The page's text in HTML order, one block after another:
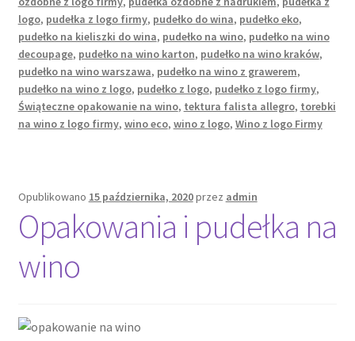
logo, pudełka z logo firmy, pudełko do wina, pudełko eko,
pudełko na kieliszki do wina, pudełko na wino, pudełko na wino
decoupage, pudełko na wino karton, pudełko na wino kraków,
pudełko na wino warszawa, pudełko na wino z grawerem,
pudełko na wino z logo, pudełko z logo, pudełko z logo firmy,
Świąteczne opakowanie na wino, tektura falista allegro, torebki
na wino z logo firmy, wino eco, wino z logo, Wino z logo Firmy
Opublikowano 15 października, 2020przez admin
Opakowania i pudełka na
wino